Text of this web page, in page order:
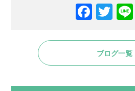
F
c
e
T
itt
er
ブログ一覧